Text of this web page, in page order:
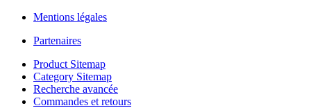
Mentions légales
Partenaires
Product Sitemap
Category Sitemap
Recherche avancée
Commandes et retours